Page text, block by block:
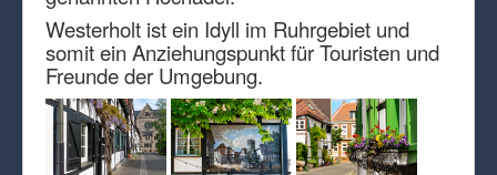
Westerholt ist ein Idyll im Ruhrgebiet und
somit ein Anziehungspunkt für Touristen und
Freunde der Umgebung.